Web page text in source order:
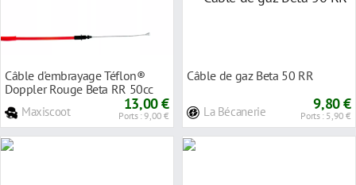
Câble d'embrayage Téflon®
Doppler Rouge Beta RR 50cc
Maxiscoot 13,00 €
Ports : 9,00 €
Câble de gaz Beta 50 RR
La Bécanerie 9,80 €
Ports : 5,90 €